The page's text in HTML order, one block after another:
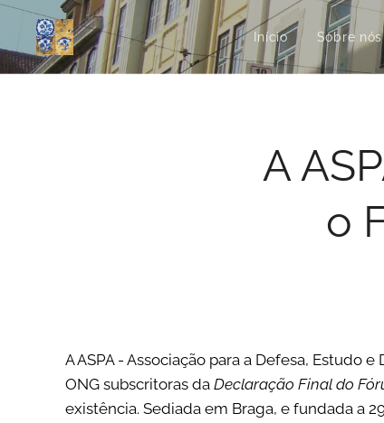
Início Sobre nós
A
o
A ASPA - Associação para a Defesa, Estudo
ONG subscritoras da Declaração Final do Fó
existência. Sediada em Braga, e fundada a